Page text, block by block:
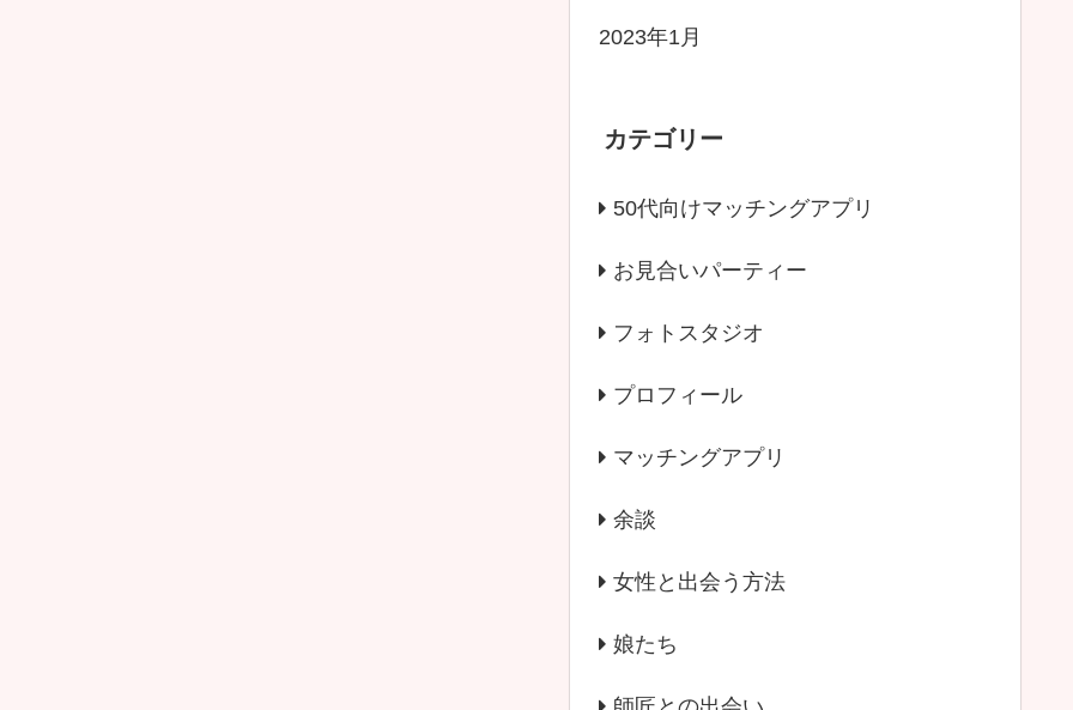
2023年1月
カテゴリー
50代向けマッチングアプリ
お見合いパーティー
フォトスタジオ
プロフィール
マッチングアプリ
余談
女性と出会う方法
娘たち